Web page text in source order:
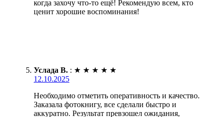
когда захочу что-то ещё! Рекомендую всем, кто
ценит хорошие воспоминания!
Услада В. : ★ ★ ★ ★ ★
12.10.2025
Необходимо отметить оперативность и качество.
Заказала фотокнигу, все сделали быстро и
аккуратно. Результат превзошел ожидания,